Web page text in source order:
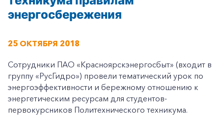
энергосбережения
25 ОКТЯБРЯ 2018
Сотрудники ПАО «Красноярскэнергосбыт» (входит в
группу «РусГидро») провели тематический урок по
энергоэффективности и бережному отношению к
энергетическим ресурсам для студентов-
первокурсников Политехнического техникума.